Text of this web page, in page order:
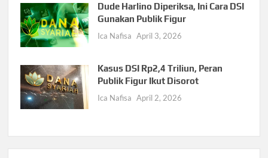
Dude Harlino Diperiksa, Ini Cara DSI
Gunakan Publik Figur
Ica Nafisa April 3, 2026
Kasus DSI Rp2,4 Triliun, Peran
Publik Figur Ikut Disorot
Ica Nafisa April 2, 2026